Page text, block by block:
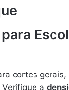
cortes
a